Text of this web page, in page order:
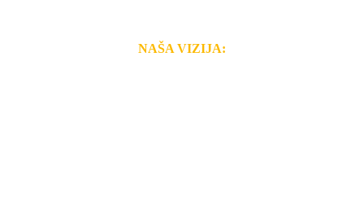
NAŠA VIZIJA: